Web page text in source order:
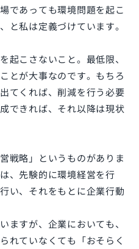
であっても環境問題を起こ
と私は定義づけています。
起こさないこと。最低限、
とが大事なのです。もちろ
てくれば、削減を行う必要
できれば、それ以降は現状
戦略」というものがありま
、先験的に環境経営を行
い、それをもとに企業行動
ますが、企業においても、
れていなくても「おそらく